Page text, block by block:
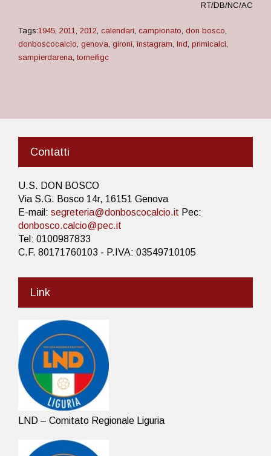
RT/DB/NC/AC
Tags:1945, 2011, 2012, calendari, campionato, don bosco,
donboscocalcio, genova, gironi, instagram, lnd, primicalci,
sampierdarena, torneifigc
Contatti
U.S. DON BOSCO
Via S.G. Bosco 14r, 16151 Genova
E-mail: segreteria@donboscocalcio.it Pec:
donbosco.calcio@pec.it
Tel: 0100987833
C.F. 80171760103 - P.IVA: 03549710105
Link
LND – Comitato Regionale Liguria